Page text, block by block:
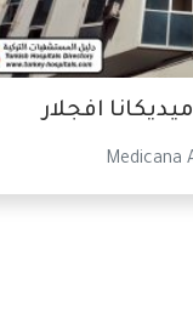
افجلار
Medicana